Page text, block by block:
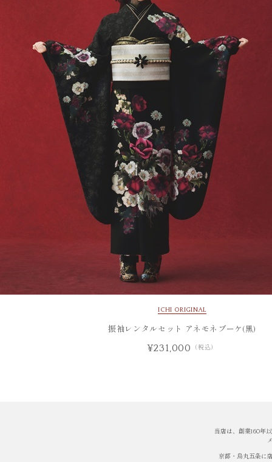
ICHI ORIGINAL
振袖レンタルセット アネモネブーケ(黒)
¥231,000 （税込）
当店は、創業160年
京都・烏丸五条に